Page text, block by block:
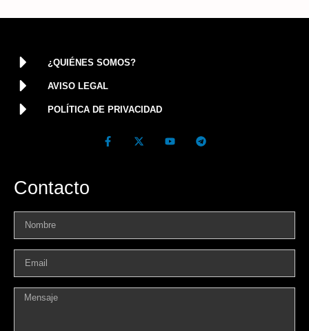
¿QUIÉNES SOMOS?
AVISO LEGAL
POLÍTICA DE PRIVACIDAD
Contacto